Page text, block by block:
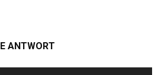
ANTWORT